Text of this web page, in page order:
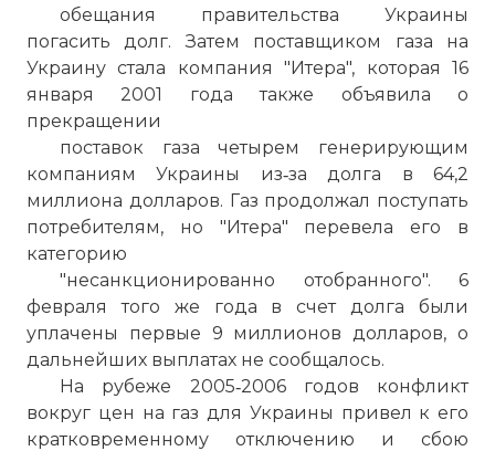
обещания правительства Украины
погасить долг. Затем поставщиком газа на
Украину стала компания "Итера", которая 16
января 2001 года также объявила о
прекращении
поставок газа четырем генерирующим
компаниям Украины из‑за долга в 64,2
миллиона долларов. Газ продолжал поступать
потребителям, но "Итера" перевела его в
категорию
"несанкционированно отобранного". 6
февраля того же года в счет долга были
уплачены первые 9 миллионов долларов, о
дальнейших выплатах не сообщалось.
На рубеже 2005‑2006 годов конфликт
вокруг цен на газ для Украины привел к его
кратковременному отключению и сбою